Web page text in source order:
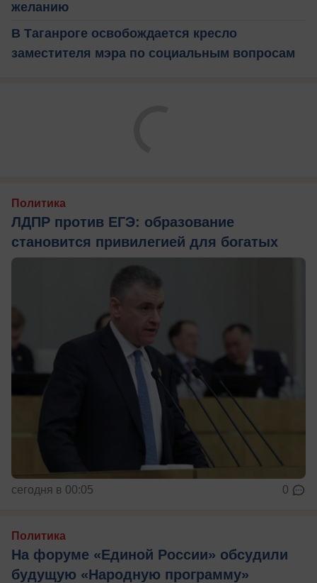
желанию
В Таганроге освобождается кресло
заместителя мэра по социальным вопросам
Политика
ЛДПР против ЕГЭ: образование
становится привилегией для богатых
сегодня в 00:05 0
Политика
На форуме «Единой России» обсудили
будущую «Народную программу»